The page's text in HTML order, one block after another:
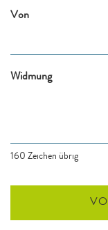
Von
Widmung
160 Zeichen übrig